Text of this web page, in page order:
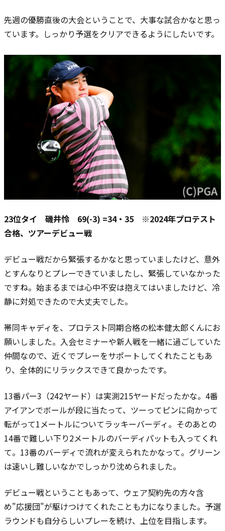
先週の優勝直後の大会ということで、大事な試合かなと思っ
ています。 しっかり予選をクリアできるようにしたいです。
23位タイ 磯井怜 69(-3) =34・35 ※2024年プロテスト
合格、ツアーデビュー戦
デビュー戦だから緊張するかなと思っていましたけど、意外
とすんなりとプレーできていましたし、緊張していなかった
ですね。始まるまでは心中不安は抱えてはいましたけど、冷
静に対処できたので大丈夫でした。
帯同キャディを、プロテスト同期合格の松本健太郎くんにお
願いしました。入会セミナーや新人戦を一緒に過ごしていた
仲間なので、近くでプレーをサポートしてくれたこともあ
り、全体的にリラックスできて良かったです。
13番パー3（242ヤード）は実測215ヤードだったかな。4番
アイアンでボールが段に当たって、ツーってピンに向かって
転がって1メートルについてラッキーバーディ。そのあとの
14番で難しい下り2メートルのバーディパットも入ってくれ
て。13番のバーディで流れが変えられたかなって。グリーン
は速いし難しいなかでしっかり沈められました。
デビュー戦ということもあって、ウェア契約先の方々含
め"応援団"が駆けつけてくれたことも力になりました。予選
ラウンドも自分らしいプレーを続け、上位を目指します。